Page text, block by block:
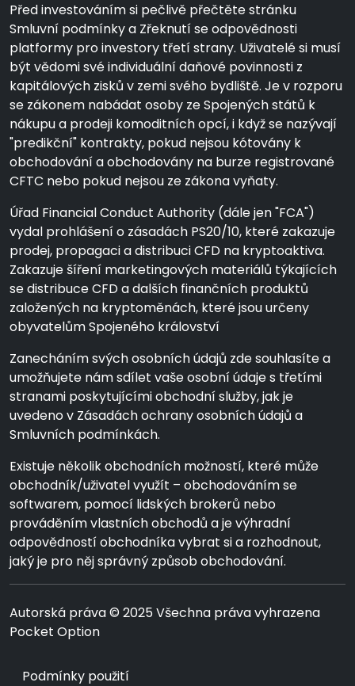
Před investováním si pečlivě přečtěte stránku
Smluvní podmínky a Zřeknutí se odpovědnosti
platformy pro investory třetí strany. Uživatelé si musí
být vědomi své individuální daňové povinnosti z
kapitálových zisků v zemi svého bydliště. Je v rozporu
se zákonem nabádat osoby ze Spojených států k
nákupu a prodeji komoditních opcí, i když se nazývají
"predikční" kontrakty, pokud nejsou kótovány k
obchodování a obchodovány na burze registrované
CFTC nebo pokud nejsou ze zákona vyňaty.
Úřad Financial Conduct Authority (dále jen "FCA")
vydal prohlášení o zásadách PS20/10, které zakazuje
prodej, propagaci a distribuci CFD na kryptoaktiva.
Zakazuje šíření marketingových materiálů týkajících
se distribuce CFD a dalších finančních produktů
založených na kryptoměnách, které jsou určeny
obyvatelům Spojeného království
Zanecháním svých osobních údajů zde souhlasíte a
umožňujete nám sdílet vaše osobní údaje s třetími
stranami poskytujícími obchodní služby, jak je
uvedeno v Zásadách ochrany osobních údajů a
Smluvních podmínkách.
Existuje několik obchodních možností, které může
obchodník/uživatel využít – obchodováním se
softwarem, pomocí lidských brokerů nebo
prováděním vlastních obchodů a je výhradní
odpovědností obchodníka vybrat si a rozhodnout,
jaký je pro něj správný způsob obchodování.
Autorská práva © 2025 Všechna práva vyhrazena
Pocket Option
Podmínky použití